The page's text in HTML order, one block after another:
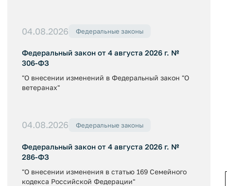
04.08.2026 Федеральные законы
Федеральный закон от 4 августа 2026 г. №
306-ФЗ
"О внесении изменений в Федеральный закон "О
ветеранах"
04.08.2026 Федеральные законы
Федеральный закон от 4 августа 2026 г. №
286-ФЗ
"О внесении изменения в статью 169 Семейного
кодекса Российской Федерации"